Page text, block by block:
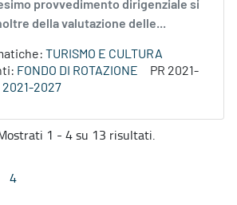
provvedimento dirigenziale si
della valutazione delle...
TURISMO E CULTURA
FONDO DI ROTAZIONE
PR 2021-
2021-2027
1 - 4 su 13 risultati.
Pagina
4